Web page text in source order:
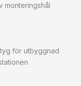
monteringshål
för utbyggnad